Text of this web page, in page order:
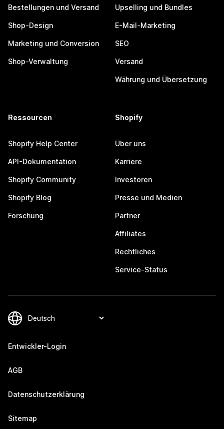
Bestellungen und Versand
Shop-Design
Marketing und Conversion
Shop-Verwaltung
Upselling und Bundles
E-Mail-Marketing
SEO
Versand
Währung und Übersetzung
Ressourcen
Shopify Help Center
API-Dokumentation
Shopify Community
Shopify Blog
Forschung
Shopify
Über uns
Karriere
Investoren
Presse und Medien
Partner
Affiliates
Rechtliches
Service-Status
Entwickler-Login
AGB
Datenschutzerklärung
Sitemap